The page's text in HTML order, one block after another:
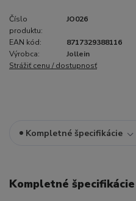
Číslo
produktu:
JO026
EAN kód:
8717329388116
Výrobca:
Jollein
Strážiť cenu / dostupnosť
Kompletné špecifikácie
Kompletné špecifikácie